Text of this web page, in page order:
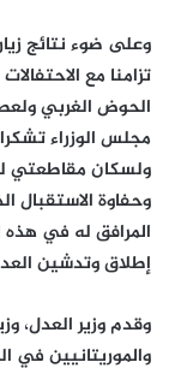
وعلى ضوء نتائج
مجلس الوزراء
ولسكان مقاطعتي
وحفاوة الاستقبال
المرافق له في هذه
إطلاق وتدشين
وقدم وزير العدل،
والموريتانيين في